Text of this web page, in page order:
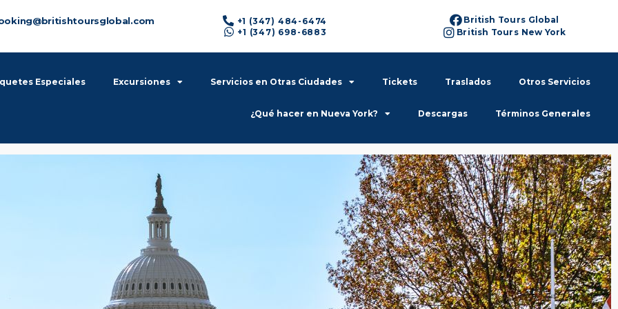
+1 (347) 484-6474
+1 (347) 698-6883
British Tours Global
British Tours New York
Especiales Excursiones Servicios en Otras Ciudades Tickets Traslados Otros Servicios
¿Qué hacer en Nueva York? Descargas Términos Generales